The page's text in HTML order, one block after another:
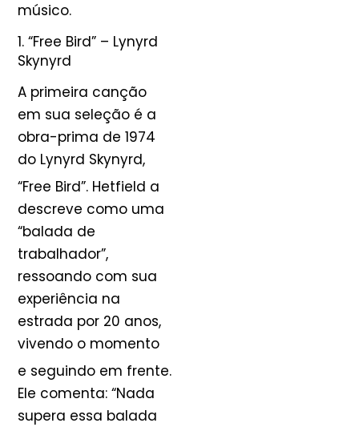
músico.
1. “Free Bird” – Lynyrd
Skynyrd
A primeira canção
em sua seleção é a
obra-prima de 1974
do Lynyrd Skynyrd,
“Free Bird”. Hetfield a
descreve como uma
“balada de
trabalhador”,
ressoando com sua
experiência na
estrada por 20 anos,
vivendo o momento
e seguindo em frente.
Ele comenta: “Nada
supera essa balada